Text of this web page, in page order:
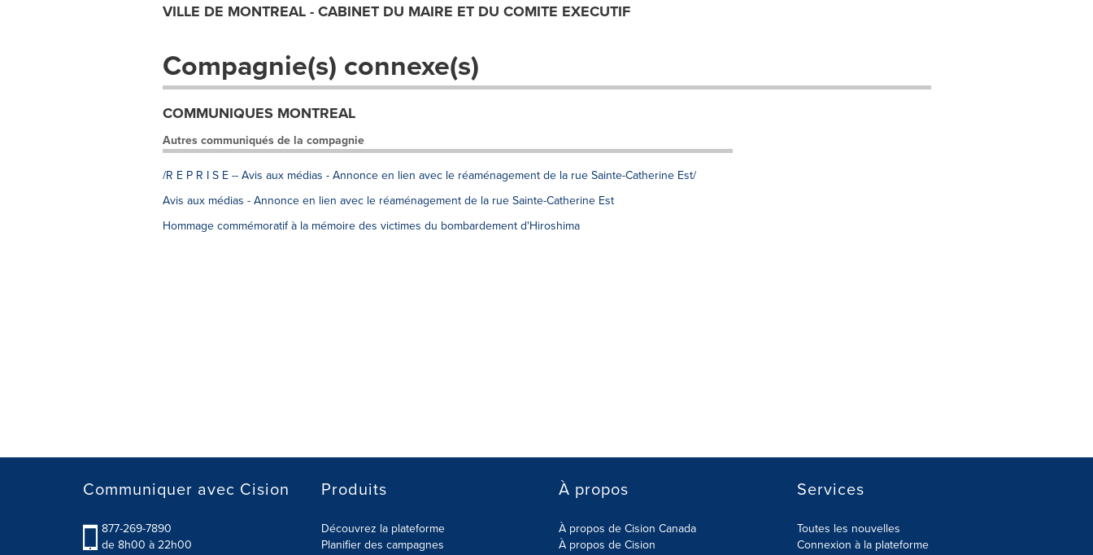
VILLE DE MONTREAL - CABINET DU MAIRE ET DU COMITE EXECUTIF
Compagnie(s) connexe(s)
COMMUNIQUES MONTREAL
Autres communiqués de la compagnie
/R E P R I S E -- Avis aux médias - Annonce en lien avec le réaménagement de la rue Sainte-Catherine Est/
Avis aux médias - Annonce en lien avec le réaménagement de la rue Sainte-Catherine Est
Hommage commémoratif à la mémoire des victimes du bombardement d'Hiroshima
Communiquer avec Cision
877-269-7890
de 8h00 à 22h00
Produits
Découvrez la plateforme
Planifier des campagnes
À propos
À propos de Cision Canada
À propos de Cision
Services
Toutes les nouvelles
Connexion à la plateforme